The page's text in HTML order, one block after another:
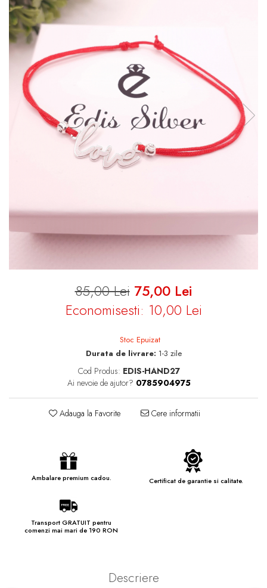
85,00 Lei 75,00 Lei
Economisesti: 10,00 Lei
Stoc Epuizat
Durata de livrare: 1-3 zile
Cod Produs: EDIS-HAND27
Ai nevoie de ajutor? 0785904975
Adauga la Favorite Cere informatii
Ambalare premium cadou. Certificat de garantie si calitate.
Transport GRATUIT pentru
comenzi mai mari de 190 RON
Descriere